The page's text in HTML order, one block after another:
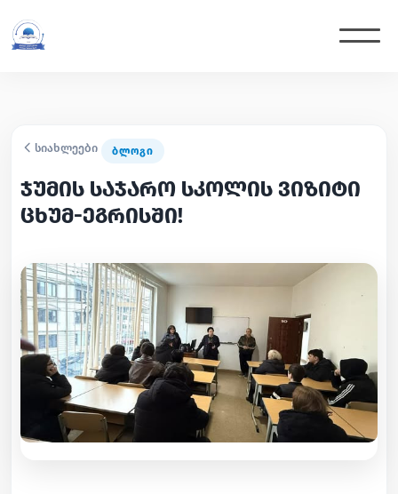
სიახლეები ᲑᲚᲝᲒᲘ
ჯუმის საჯარო სკოლის ვიზიტი
ცხუმ-ეგრისში!